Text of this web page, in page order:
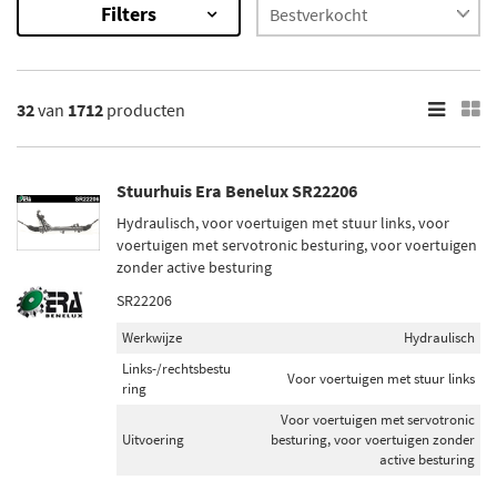
Resultaten
×
Niet op voorraad (1545)
Op voorraad (167)
Filters
32van 1712 producten
Stuurhuis Era Benelux SR22206
Hydraulisch, voor voertuigen met stuur links, voor
voertuigen met servotronic besturing, voor voertuigen
zonder active besturing
SR22206
Werkwijze
Hydraulisch
Links-/rechtsbestu
ring
Voor voertuigen met stuur links
Uitvoering
Voor voertuigen met servotronic
besturing, voor voertuigen zonder
active besturing